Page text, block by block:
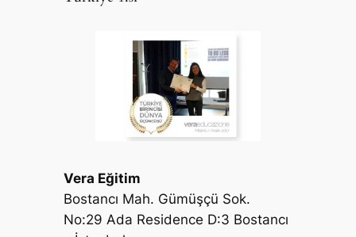
Vera Eğitim
Bostancı Mah. Gümüşçü Sok.
No:29 Ada Residence D:3 Bostancı